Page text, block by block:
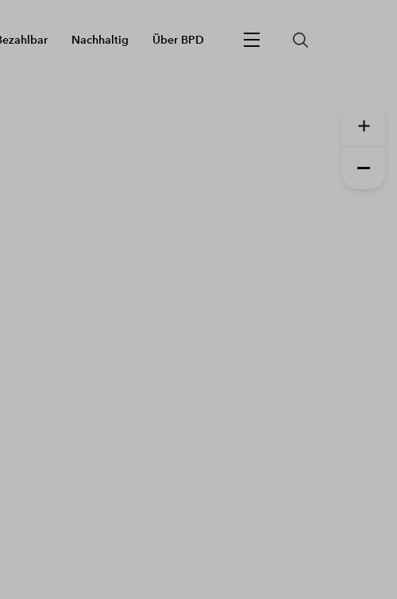
Nachhaltig Über BPD